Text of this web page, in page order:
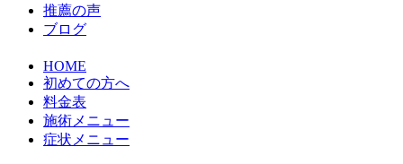
推薦の声
ブログ
HOME
初めての方へ
料金表
施術メニュー
症状メニュー